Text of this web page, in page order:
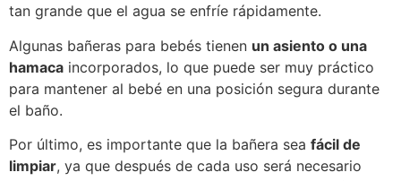
tan grande que el agua se enfríe rápidamente.
Algunas bañeras para bebés tienen un asiento o una
hamaca incorporados, lo que puede ser muy práctico
para mantener al bebé en una posición segura durante
el baño.
Por último, es importante que la bañera sea fácil de
limpiar, ya que después de cada uso será necesario